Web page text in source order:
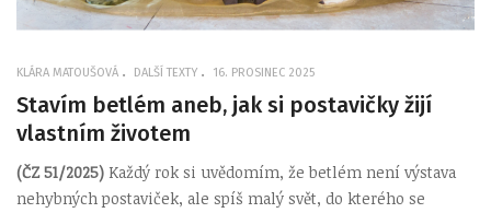
KLÁRA MATOUŠOVÁ DALŠÍ TEXTY 16. PROSINEC 2025
Stavím betlém aneb, jak si postavičky žijí
vlastním životem
(ČZ 51/2025) Každý rok si uvědomím, že betlém není výstava
nehybných postaviček, ale spíš malý svět, do kterého se